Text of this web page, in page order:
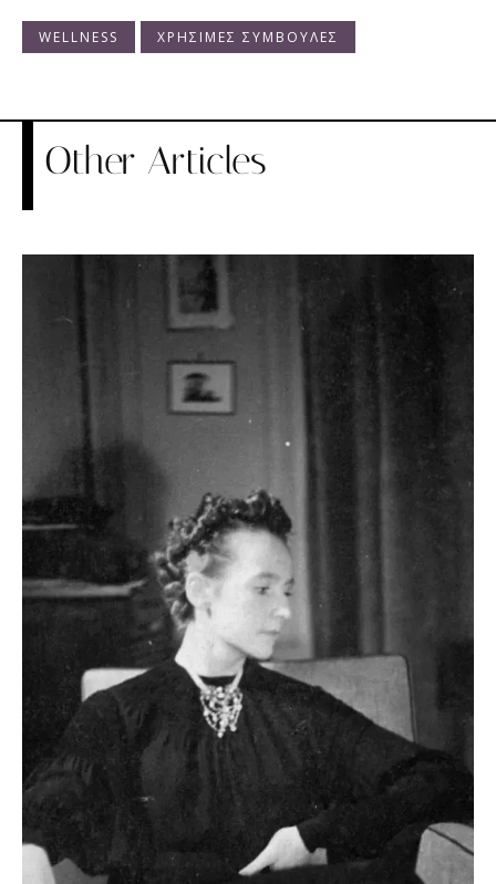
WELLNESS ΧΡΗΣΙΜΕΣ ΣΥΜΒΟΥΛΕΣ
Other Articles